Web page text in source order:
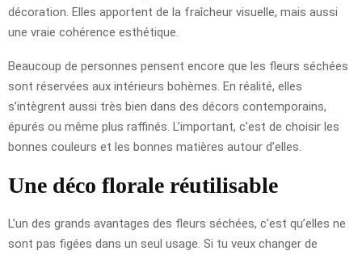
décoration. Elles apportent de la fraîcheur visuelle, mais aussi
une vraie cohérence esthétique.
Beaucoup de personnes pensent encore que les fleurs séchées
sont réservées aux intérieurs bohèmes. En réalité, elles
s’intègrent aussi très bien dans des décors contemporains,
épurés ou même plus raffinés. L’important, c’est de choisir les
bonnes couleurs et les bonnes matières autour d’elles.
Une déco florale réutilisable
L’un des grands avantages des fleurs séchées, c’est qu’elles ne
sont pas figées dans un seul usage. Si tu veux changer de